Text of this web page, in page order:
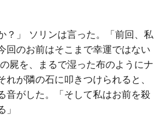
？」 ソリンは言った。「前回、私
回のお前はそこまで幸運ではない
屍を、まるで湿った布のようにナ
れが隣の石に叩きつけられると、
音がした。「そして私はお前を殺